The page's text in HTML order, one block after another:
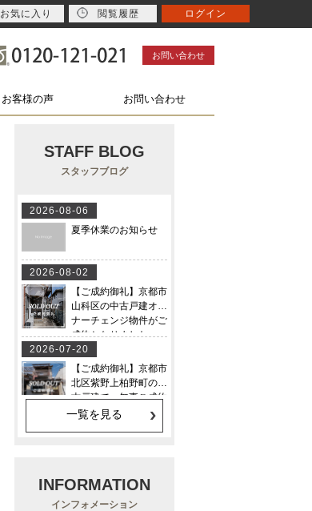
お問い合わせ
お客様の声 お問い合わせ
STAFF BLOG
スタッフブログ
一覧を見る
INFORMATION
インフォメーション
お気に入り 閲覧履歴 ログイン